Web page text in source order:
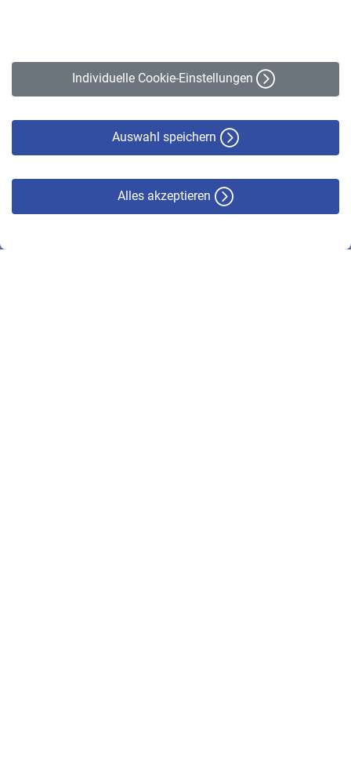
Individuelle Cookie-Einstellungen
Auswahl speichern
Alles akzeptieren
Erklärung zur Barrierefreiheit
© VBL 2026